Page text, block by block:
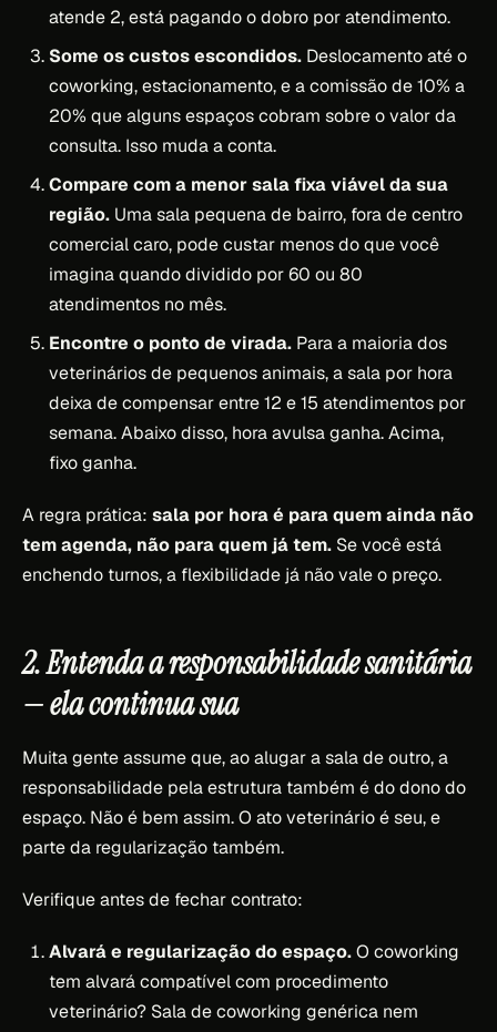
atende 2, está pagando o dobro por atendimento.
Some os custos escondidos. Deslocamento até o
coworking, estacionamento, e a comissão de 10% a
20% que alguns espaços cobram sobre o valor da
consulta. Isso muda a conta.
Compare com a menor sala fixa viável da sua
região. Uma sala pequena de bairro, fora de centro
comercial caro, pode custar menos do que você
imagina quando dividido por 60 ou 80
atendimentos no mês.
Encontre o ponto de virada. Para a maioria dos
veterinários de pequenos animais, a sala por hora
deixa de compensar entre 12 e 15 atendimentos por
semana. Abaixo disso, hora avulsa ganha. Acima,
fixo ganha.
A regra prática: sala por hora é para quem ainda não
tem agenda, não para quem já tem. Se você está
enchendo turnos, a flexibilidade já não vale o preço.
2. Entenda a responsabilidade sanitária
— ela continua sua
Muita gente assume que, ao alugar a sala de outro, a
responsabilidade pela estrutura também é do dono do
espaço. Não é bem assim. O ato veterinário é seu, e
parte da regularização também.
Verifique antes de fechar contrato:
Alvará e regularização do espaço.O coworking
tem alvará compatível com procedimento
veterinário? Sala de coworking genérica nem